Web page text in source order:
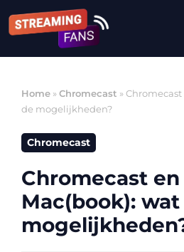
naar
Home »Chromecast »Chromecast
de mogelijkheden?
Chromecast
Chromecast en
Mac(book):